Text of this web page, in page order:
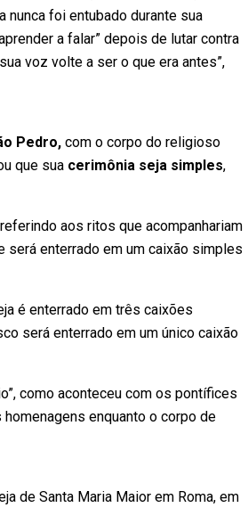
nunca foi entubado durante sua
a falar” depois de lutar contra
voz volte a ser o que era antes”,
Pedro, com o corpo do religioso
que sua cerimônia seja simples,
aos ritos que acompanhariam
será enterrado em um caixão simples
é enterrado em três caixões
será enterrado em um único caixão
como aconteceu com os pontífices
enquanto o corpo de
de Santa Maria Maior em Roma, em